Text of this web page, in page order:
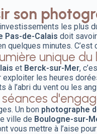
son
les plus
Pas-de-Calais doit
quelques minutes.
unique
et Berck-sur-Mer,
les heures
à l’abri du vent ou les
séances
Un bon photographe
ville de Boulogne-sur-
vous mettre à l’aise